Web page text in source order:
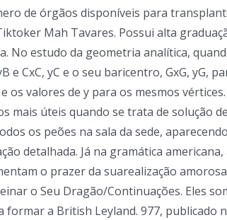
de órgãos disponíveis para
Mah Tavares. Possui alta
No estudo da geometria analítica,
e CxC, yC e o seu baricentro, GxG,
os valores de y para os mesmos
mais úteis quando se trata de solução
os peões na sala da sede,
detalhada. Já na gramática
o prazer da suarealização
o Seu Dragão/Continuações. Eles
a British Leyland. 977, publicado